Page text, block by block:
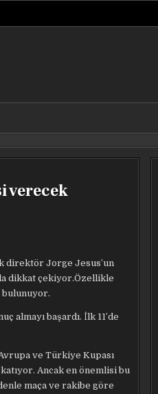
verecek
direktör Jorge Jesus’un
dikkat çekiyor.Özellikle
bulunuyor.
almayı başardı. İlk 11’de
ve Türkiye Kupası
Ancak en önemlisi bu
maça ve rakibe göre